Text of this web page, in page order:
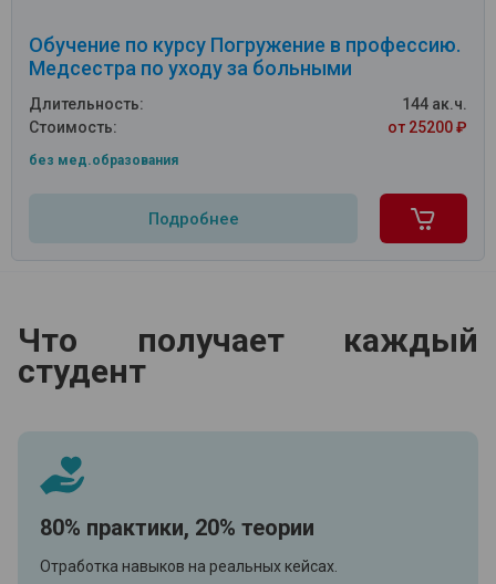
Обучение по курсу Погружение в профессию.
Медсестра по уходу за больными
Длительность:
144 ак.ч.
Стоимость:
от 25200 ₽
без мед.образования
Подробнее
Что получает каждый
студент
80% практики, 20% теории
Отработка навыков на реальных кейсах.